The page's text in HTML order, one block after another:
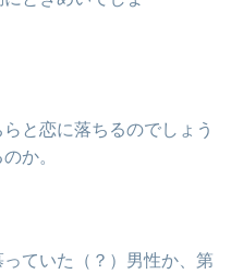
と恋に落ちるのでしょう
か。
ていた（？）男性か、第